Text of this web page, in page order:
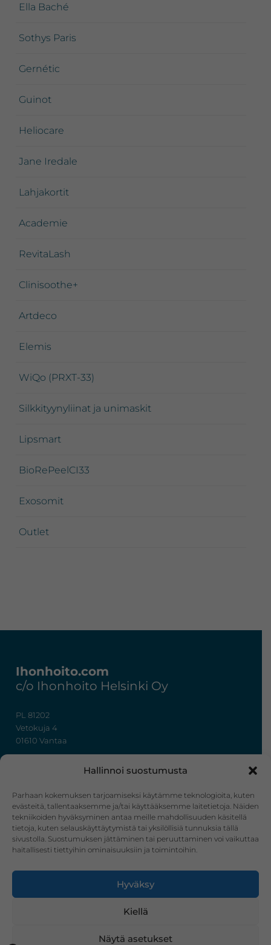
Hallinnoi suostumusta
Parhaan kokemuksen tarjoamiseksi käytämme teknologioita, kuten
evästeitä, tallentaaksemme ja/tai käyttääksemme laitetietoja. Näiden
tekniikoiden hyväksyminen antaa meille mahdollisuuden käsitellä
tietoja, kuten selauskäyttäytymistä tai yksilöllisiä tunnuksia tällä
sivustolla. Suostumuksen jättäminen tai peruuttaminen voi vaikuttaa
haitallisesti tiettyihin ominaisuuksiin ja toimintoihin.
Hyväksy
Kiellä
Näytä asetukset
Ella Baché
Sothys Paris
Gernétic
Guinot
Heliocare
Jane Iredale
Lahjakortit
Academie
RevitaLash
Clinisoothe+
Artdeco
Elemis
WiQo (PRXT-33)
Silkkityynyliinat ja unimaskit
Lipsmart
BioRePeelCI33
Exosomit
Outlet
Ihonhoito.com
c/o Ihonhoito Helsinki Oy
PL 81202
Vetokuja 4
01610 Vantaa
info@ihonhoito.com
Facebook Instagram
Verkkokauppa